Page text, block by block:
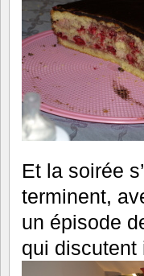
Et la soirée
terminent,
un épisode
qui discutent